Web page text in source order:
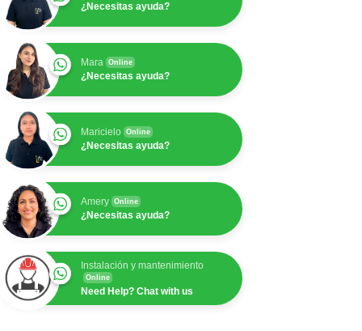
¿Necesitas ayuda?
Mara Online
¿Necesitas ayuda?
Maricielo Online
¿Necesitas ayuda?
Amery Online
¿Necesitas ayuda?
Instalación y mantenimiento
Online
Need Help? Chat with us